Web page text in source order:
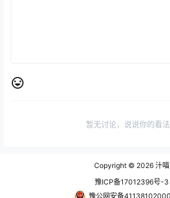
暂无讨论，说说你的看
Copyright © 2026 汁喵
豫ICP备17012396号-3
豫公网安备